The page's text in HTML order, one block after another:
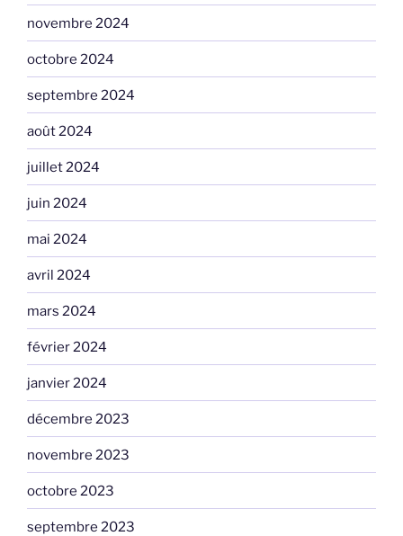
novembre 2024
octobre 2024
septembre 2024
août 2024
juillet 2024
juin 2024
mai 2024
avril 2024
mars 2024
février 2024
janvier 2024
décembre 2023
novembre 2023
octobre 2023
septembre 2023